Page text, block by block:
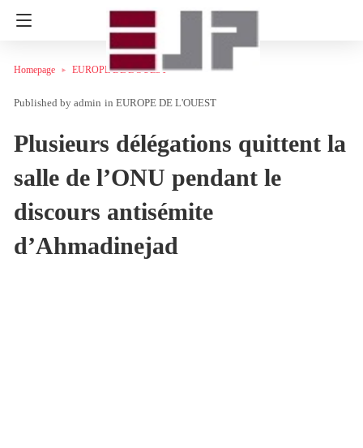
Homepage EUROPE DE L'OUEST
admin in EUROPE DE L'OUEST
Plusieurs délégations quittent la
salle de l’ONU pendant le
discours antisémite
d’Ahmadinejad